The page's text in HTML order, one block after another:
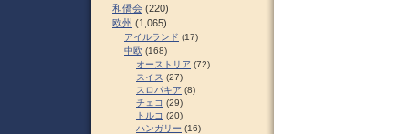
和僑会 (220)
欧州 (1,065)
アイルランド (17)
中欧 (168)
オーストリア (72)
スイス (27)
スロパキア (8)
チェコ (29)
トルコ (20)
ハンガリー (16)